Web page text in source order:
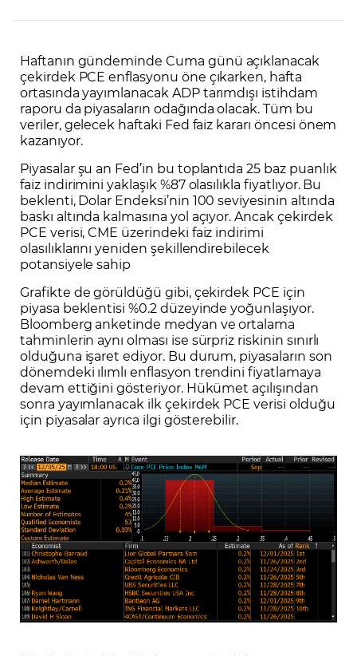
Haftanın gündeminde Cuma günü açıklanacak
çekirdek PCE enflasyonu öne çıkarken, hafta
ortasında yayımlanacak ADP tarımdışı istihdam
raporu da piyasaların odağında olacak. Tüm bu
veriler, gelecek haftaki Fed faiz kararı öncesi önem
kazanıyor.
Piyasalar şu an Fed’in bu toplantıda 25 baz puanlık
faiz indirimini yaklaşık %87 olasılıkla fiyatlıyor. Bu
beklenti, Dolar Endeksi’nin 100 seviyesinin altında
baskı altında kalmasına yol açıyor. Ancak çekirdek
PCE verisi, CME üzerindeki faiz indirimi
olasılıklarını yeniden şekillendirebilecek
potansiyele sahip
Grafikte de görüldüğü gibi, çekirdek PCE için
piyasa beklentisi %0.2 düzeyinde yoğunlaşıyor.
Bloomberg anketinde medyan ve ortalama
tahminlerin aynı olması ise sürpriz riskinin sınırlı
olduğuna işaret ediyor. Bu durum, piyasaların son
dönemdeki ılımlı enflasyon trendini fiyatlamaya
devam ettiğini gösteriyor. Hükümet açılışından
sonra yayımlanacak ilk çekirdek PCE verisi olduğu
için piyasalar ayrıca ilgi gösterebilir.